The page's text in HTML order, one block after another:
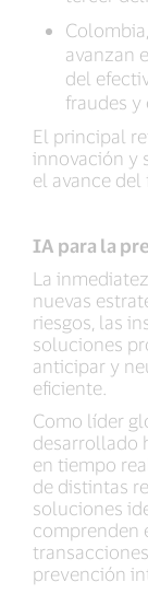
avanzan
del
fraudes y
El principal
innovación y
el avance del
IA para la
La
nuevas
riesgos, las
soluciones
anticipar y
eficiente.
Como líder
desarrollado
en tiempo
de distintas
soluciones
comprenden
prevención